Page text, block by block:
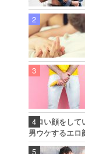
エロい顔をし
男ウケするエロ